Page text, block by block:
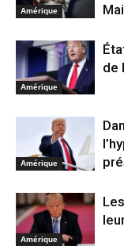
Amérique
Amérique
de
Amérique
Amérique